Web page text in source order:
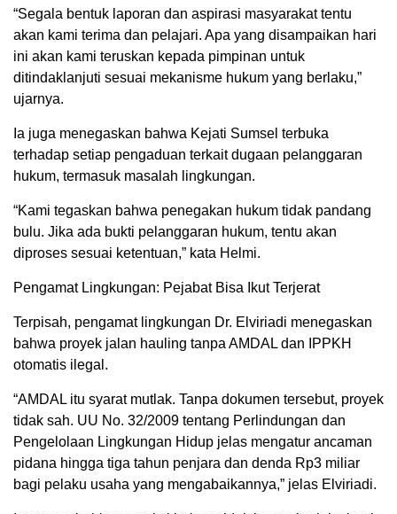
“Segala bentuk laporan dan aspirasi masyarakat tentu
akan kami terima dan pelajari. Apa yang disampaikan hari
ini akan kami teruskan kepada pimpinan untuk
ditindaklanjuti sesuai mekanisme hukum yang berlaku,”
ujarnya.
Ia juga menegaskan bahwa Kejati Sumsel terbuka
terhadap setiap pengaduan terkait dugaan pelanggaran
hukum, termasuk masalah lingkungan.
“Kami tegaskan bahwa penegakan hukum tidak pandang
bulu. Jika ada bukti pelanggaran hukum, tentu akan
diproses sesuai ketentuan,” kata Helmi.
Pengamat Lingkungan: Pejabat Bisa Ikut Terjerat
Terpisah, pengamat lingkungan Dr. Elviriadi menegaskan
bahwa proyek jalan hauling tanpa AMDAL dan IPPKH
otomatis ilegal.
“AMDAL itu syarat mutlak. Tanpa dokumen tersebut, proyek
tidak sah. UU No. 32/2009 tentang Perlindungan dan
Pengelolaan Lingkungan Hidup jelas mengatur ancaman
pidana hingga tiga tahun penjara dan denda Rp3 miliar
bagi pelaku usaha yang mengabaikannya,” jelas Elviriadi.